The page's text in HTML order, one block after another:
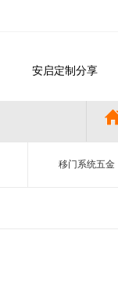
安启定制分享
移门系统五金